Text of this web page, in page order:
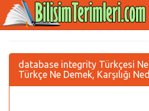
database integrity Türkçesi
Türkçe Ne Demek, Karşılığı